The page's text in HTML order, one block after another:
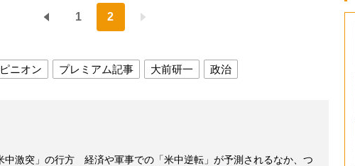
1 2
ニオン プレミアム記事 大前研一 政治
中激突」の行方 経済や軍事での「米中逆転」が予測されるなか、つ